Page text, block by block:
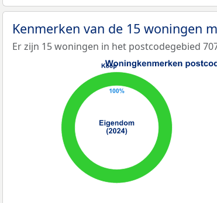
Kenmerken van de 15 woningen
Er zijn 15 woningen in het postcodegebied